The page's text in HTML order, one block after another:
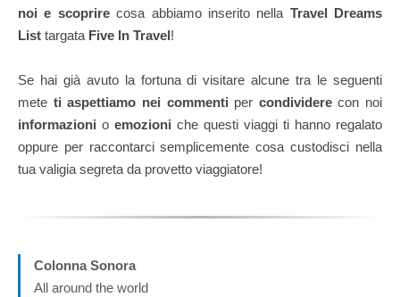
noi e scoprirecosa abbiamo inserito nella Travel Dreams
List targata Five In Travel!
Se hai già avuto la fortuna di visitare alcune tra le seguenti
mete ti aspettiamo nei commenti per condividerecon noi
informazioni o emozioni che questi viaggi ti hanno regalato
oppure per raccontarci semplicemente cosa custodisci nella
tua valigia segreta da provetto viaggiatore!
Colonna Sonora
All around the world